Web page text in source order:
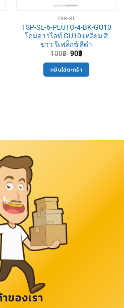
TSP-SL
TSP-SL-6-PLUTO-4-BK-GU10
โคมดาวไลท์ GU10 เหลี่ยม สี
ขาว รีเฟล็กซ์ สีดำ
100฿ Original
was:
100฿.
90฿Current
is:
90฿.
หยิบใส่ตะกร้า
ของเรา